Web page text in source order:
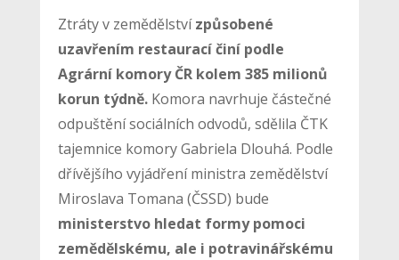
Ztráty v zemědělstvízpůsobené
uzavřením restaurací činí podle
Agrární komory ČR kolem 385 milionů
korun týdně.Komora navrhuje částečné
odpuštění sociálních odvodů, sdělila ČTK
tajemnice komory Gabriela Dlouhá. Podle
dřívějšího vyjádření ministra zemědělství
Miroslava Tomana (ČSSD) bude
ministerstvo hledat formy pomoci
zemědělskému, ale i potravinářskému